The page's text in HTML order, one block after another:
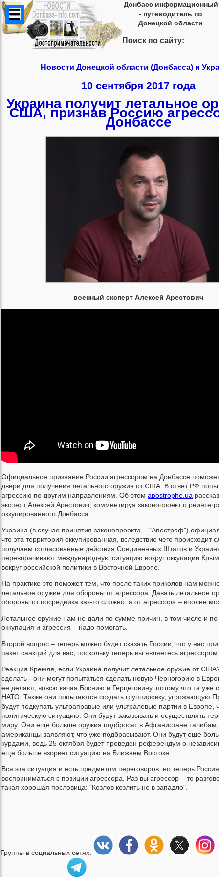
Донбасс информационный
- путеводитель по
Донецкой области
Поиск по сайту:
Новости Донецкой области (Донбасса) и
10 сентября 2017 года
Украина получит летальное
США, признав Россию
Донбассе
военный эксперт Алексей Арестович
Официальное признание России агрессором на Донбассе
двери для получения летального оружия от США. В ответ РФ
агрессию по другим направлениям. Об этом apostrophe.ua
эксперт Алексей Арестович, комментируя законопроект о
оккупированного Донбасса.
Украина (в случае принятия законопроекта, - "Апостроф")
что эта территория оккупированная, вследствие чего происходит
получаем согласованные действия Соединенных Штатов и
переворачивают международную ситуацию вокруг оккупации
вокруг российской политики в Восточной Европе.
На практике это поможет тем, что после таких приколов нам
летальное оружие для обороны от агрессора. Давать летальное
обороны от посредника как-то сложно, а от агрессора – вполне
Летальное оружие нам не дали по сумме причин, в том числе и по
оккупация и агрессия – надо помогать.
Второй вопрос – теперь можно будет сказать России, что у нас
пакет санкций для вас, поскольку теперь вы являетесь агрессором.
Реакция Кремля, если Украина получит летальное оружие от
сделать - они могут попытаться сделать новую Черногорию в
ее делают, вовсю качая Боснию и Герцеговину, потому что та уже
НАТО. Также они попытаются создать группировку, угрожающую
будут подкупать ультраправые или ультралевые партии в Европе,
политическую ситуацию. Они будут заказывать и осуществлять
миру. Они еще больше оружия подбросят в Афганистане талибам,
американцы заявляют, что уже подбрасывают. Они будут еще
курдами, ведь 25 октября будет проведен референдум о
еще больше взорвет ситуацию на Ближнем Востоке.
Вся эта ситуация и есть предметом переговоров, но теперь
восприниматься с позиции агрессора. Раз вы агрессор – то
такая хорошая пословица: "Козлов козлить не в западло".
Группы в социальных сетях: